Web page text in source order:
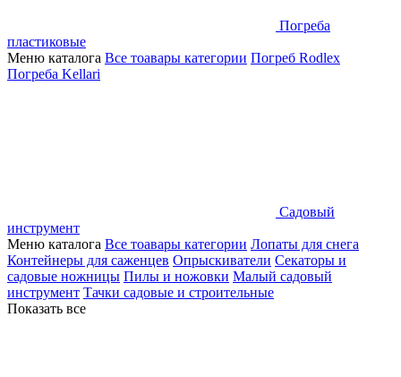
Погреба
пластиковые
Меню каталога Все тоавары категории Погреб Rodlex
Погреба Kellari
Садовый
инструмент
Меню каталога Все тоавары категории Лопаты для снега
Контейнеры для саженцев Опрыскиватели Секаторы и
садовые ножницы Пилы и ножовки Малый садовый
инструмент Тачки садовые и строительные
Показать все